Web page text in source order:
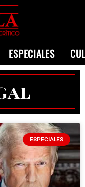
ESPECIALES
ESPECIALES